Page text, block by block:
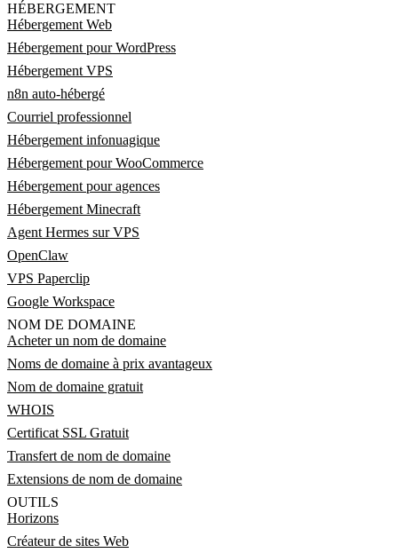
HÉBERGEMENT
Hébergement Web
Hébergement pour WordPress
Hébergement VPS
n8n auto-hébergé
Courriel professionnel
Hébergement infonuagique
Hébergement pour WooCommerce
Hébergement pour agences
Hébergement Minecraft
Agent Hermes sur VPS
OpenClaw
VPS Paperclip
Google Workspace
NOM DE DOMAINE
Acheter un nom de domaine
Noms de domaine à prix avantageux
Nom de domaine gratuit
WHOIS
Certificat SSL Gratuit
Transfert de nom de domaine
Extensions de nom de domaine
OUTILS
Horizons
Créateur de sites Web